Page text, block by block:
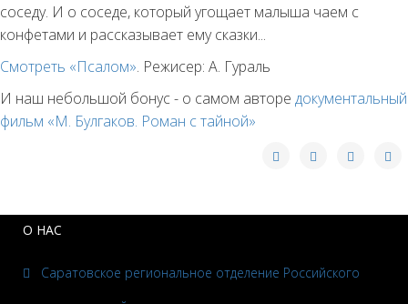
соседу. И о соседе, который угощает малыша чаем с
конфетами и рассказывает ему сказки...
Смотреть «Псалом». Режисер: А. Гураль
И наш небольшой бонус - о самом авторе документальный
фильм «М. Булгаков. Роман с тайной»
О НАС
Саратовское региональное отделение Российского